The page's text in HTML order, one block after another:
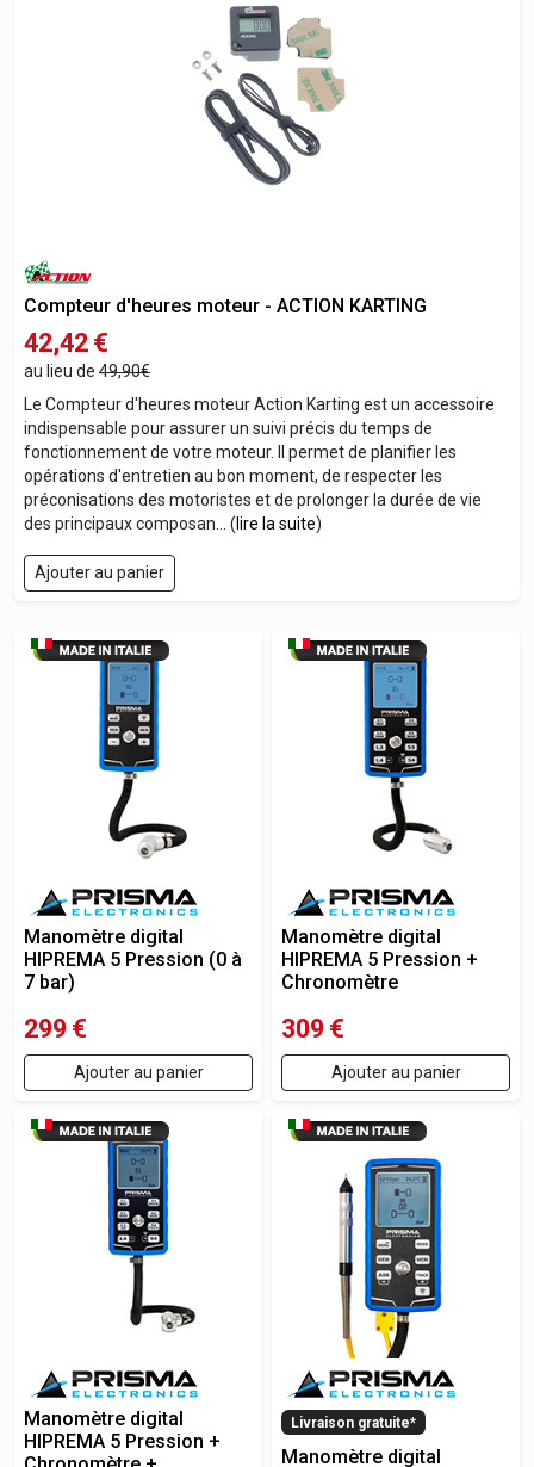
Compteur d'heures moteur - ACTION KARTING
42,42 €
au lieu de 49,90€
Le Compteur d'heures moteur Action Karting est un accessoire
indispensable pour assurer un suivi précis du temps de
fonctionnement de votre moteur. Il permet de planifier les
opérations d'entretien au bon moment, de respecter les
préconisations des motoristes et de prolonger la durée de vie
des principaux composan... ( lire la suite)
Ajouter au panier
Manomètre digital
HIPREMA 5 Pression (0 à
7 bar)
299 €
Ajouter au panier
Manomètre digital
HIPREMA 5 Pression +
Chronomètre
309 €
Ajouter au panier
Manomètre digital
HIPREMA 5 Pression +
Livraison gratuite*
Manomètre digital